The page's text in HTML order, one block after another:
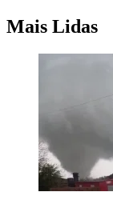
Mais Lidas